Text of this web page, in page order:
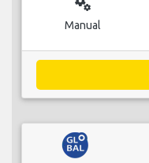
Manual